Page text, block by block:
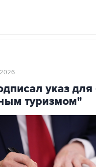
указ
туризмом"